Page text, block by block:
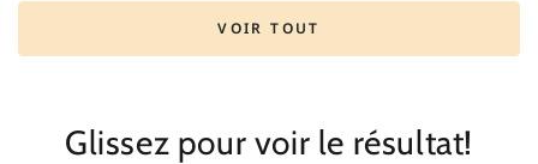
VOIR TOUT
Glissez pour voir le résultat!